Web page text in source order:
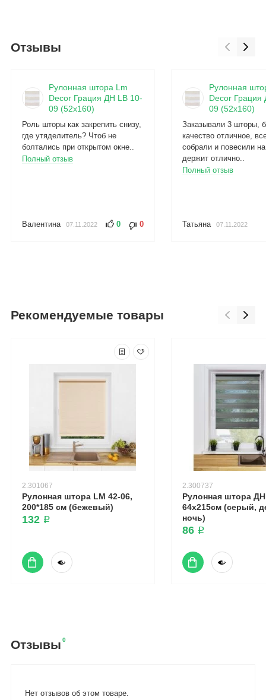
Отзывы
Рулонная штора Lm
Decor Грация ДН LB 10-
09 (52x160)
Роль шторы как закрепить снизу,
где утяделитель? Чтоб не
болтались при открытом окне..
Полный отзыв
Валентина 07.11.2022 0 0
Рулонная
Decor Грация
09 (52x160)
Заказывали 3 шторы,
качество отличное,
собрали и повесили
держит отлично..
Полный отзыв
Татьяна 07.11.2022
Рекомендуемые товары
2.301067
Рулонная штора LM 42-06,
200*185 см (бежевый)
132 ₽
2.300737
Рулонная штора
64х215см (серый,
ночь)
86 ₽
Отзывы 0
Нет отзывов об этом товаре.